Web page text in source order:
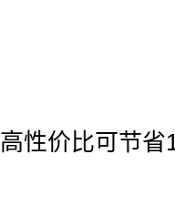
高性价比可节省